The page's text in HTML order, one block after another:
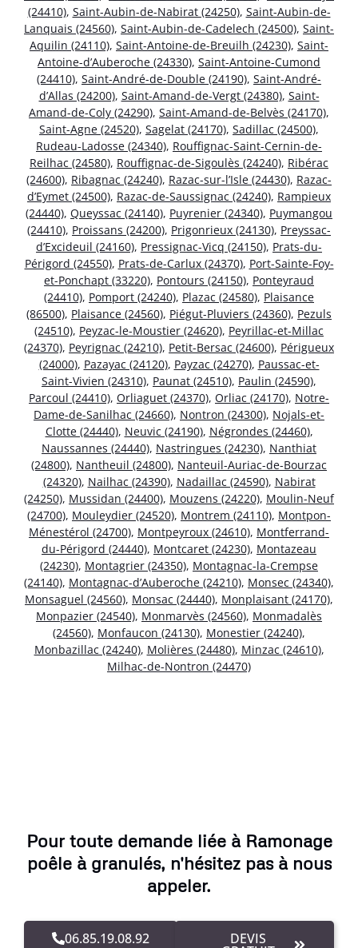
(24410), Saint-Aubin-de-Nabirat (24250), Saint-Aubin-de-
Lanquais (24560), Saint-Aubin-de-Cadelech (24500), Saint-
Aquilin (24110), Saint-Antoine-de-Breuilh (24230), Saint-
Antoine-d’Auberoche (24330), Saint-Antoine-Cumond
(24410), Saint-André-de-Double (24190), Saint-André-
d’Allas (24200), Saint-Amand-de-Vergt (24380), Saint-
Amand-de-Coly (24290), Saint-Amand-de-Belvès (24170),
Saint-Agne (24520), Sagelat (24170), Sadillac (24500),
Rudeau-Ladosse (24340), Rouffignac-Saint-Cernin-de-
Reilhac (24580), Rouffignac-de-Sigoulès (24240), Ribérac
(24600), Ribagnac (24240), Razac-sur-l’Isle (24430), Razac-
d’Eymet (24500), Razac-de-Saussignac (24240), Rampieux
(24440), Queyssac (24140), Puyrenier (24340), Puymangou
(24410), Proissans (24200), Prigonrieux (24130), Preyssac-
d’Excideuil (24160), Pressignac-Vicq (24150), Prats-du-
Périgord (24550), Prats-de-Carlux (24370), Port-Sainte-Foy-
et-Ponchapt (33220), Pontours (24150), Ponteyraud
(24410), Pomport (24240), Plazac (24580), Plaisance
(86500), Plaisance (24560), Piégut-Pluviers (24360), Pezuls
(24510), Peyzac-le-Moustier (24620), Peyrillac-et-Millac
(24370), Peyrignac (24210), Petit-Bersac (24600), Périgueux
(24000), Pazayac (24120), Payzac (24270), Paussac-et-
Saint-Vivien (24310), Paunat (24510), Paulin (24590),
Parcoul (24410), Orliaguet (24370), Orliac (24170), Notre-
Dame-de-Sanilhac (24660), Nontron (24300), Nojals-et-
Clotte (24440), Neuvic (24190), Négrondes (24460),
Naussannes (24440), Nastringues (24230), Nanthiat
(24800), Nantheuil (24800), Nanteuil-Auriac-de-Bourzac
(24320), Nailhac (24390), Nadaillac (24590), Nabirat
(24250), Mussidan (24400), Mouzens (24220), Moulin-Neuf
(24700), Mouleydier (24520), Montrem (24110), Montpon-
Ménestérol (24700), Montpeyroux (24610), Montferrand-
du-Périgord (24440), Montcaret (24230), Montazeau
(24230), Montagrier (24350), Montagnac-la-Crempse
(24140), Montagnac-d’Auberoche (24210), Monsec (24340),
Monsaguel (24560), Monsac (24440), Monplaisant (24170),
Monpazier (24540), Monmarvès (24560), Monmadalès
(24560), Monfaucon (24130), Monestier (24240),
Monbazillac (24240), Molières (24480), Minzac (24610),
Milhac-de-Nontron (24470)
Pour toute demande liée à Ramonage
poêle à granulés, n'hésitez pas à nous
appeler.
06.85.19.08.92 DEVIS